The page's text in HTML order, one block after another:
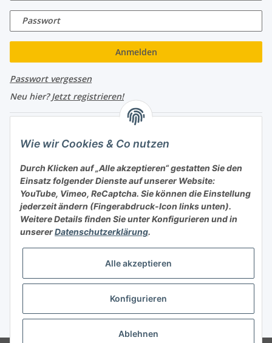
Passwort
Anmelden
Passwort vergessen
Neu hier?Jetzt registrieren!
Hauptplatz 4
2870 Aspang
eMail: info@turboloch.at
Tel: +43 (0)660/1314150
Di - Fr 9-17 Uhr / Fr 9-12 Uhr
Achtung keine Abholung mehr möglich!!!
* Alle Preise inkl. gesetzlicher USt., zzgl.Versand
Wie wir Cookies & Co nutzen
Durch Klicken auf „Alle akzeptieren“ gestatten Sie den
Einsatz folgender Dienste auf unserer Website:
YouTube, Vimeo, ReCaptcha. Sie können die Einstellung
jederzeit ändern (Fingerabdruck-Icon links unten).
Weitere Details finden Sie unterKonfigurieren und in
unsererDatenschutzerklärung.
Alle akzeptieren
Konfigurieren
Ablehnen